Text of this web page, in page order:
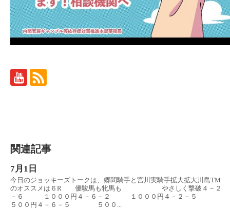
関連記事
7月1日
今日のジョッキーズトークは、郷間騎手と宮川実騎手拡大拡大川島TM
のオススメは６R 優駿馬も牝馬も やさしく撃破４－２
－６ １０００円４－６－２ １０００円４－２－５
５００円４－６－５ ５００...